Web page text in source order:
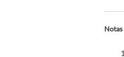
Notas